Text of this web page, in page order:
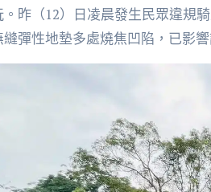
。昨（12）日凌晨發生民眾違規
縫彈性地墊多處燒焦凹陷，已影